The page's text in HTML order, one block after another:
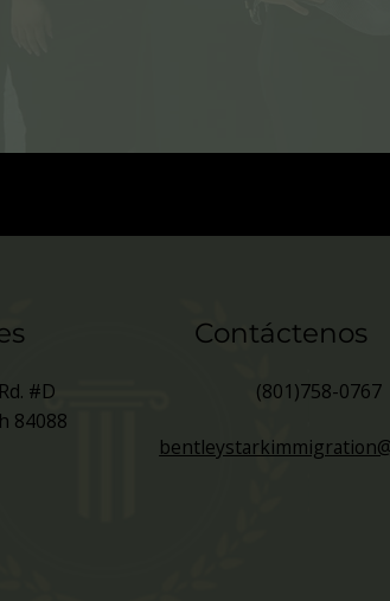
#D
84088
Contáctenos
(801)758-0767